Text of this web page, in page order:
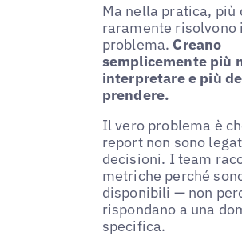
Ma nella pratica, più
raramente risolvono
problema. Creano
semplicemente più
interpretare e più
prendere.
Il vero problema è
report non sono
decisioni. I team
metriche perché
disponibili — non
rispondano a una
specifica.